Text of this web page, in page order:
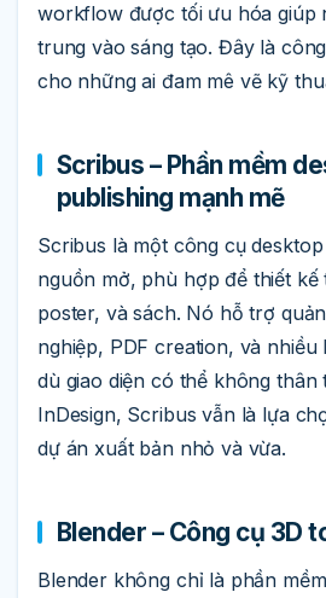
workflow được tối ưu hóa giúp
trung vào sáng tạo. Đây là
cho những ai đam mê vẽ kỹ
Scribus – Phần mềm
publishing mạnh mẽ
Scribus là một công cụ
nguồn mở, phù hợp để thiết
poster, và sách. Nó hỗ trợ
nghiệp, PDF creation, và
dù giao diện có thể không thân
InDesign, Scribus vẫn là lựa
dự án xuất bản nhỏ và vừa.
Blender – Công cụ 3D
Blender không chỉ là phần